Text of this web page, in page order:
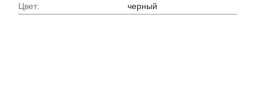
Цвет:
черный